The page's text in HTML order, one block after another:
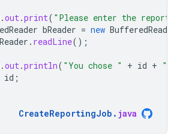
.out.print( "Please enter the
bReader = new BufferedReader
. readLine();
.out.println( "You chose " + id + "
id ;
CreateReportingJob . java